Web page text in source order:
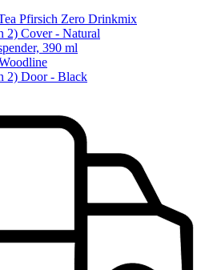
Pfirsich Zero Drinkmix
2) Cover - Natural
390 ml
2) Door - Black